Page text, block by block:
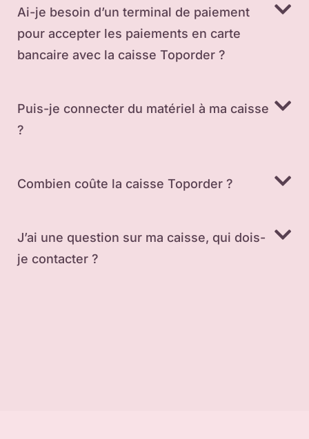
Ai-je besoin d’un terminal de paiement
pour accepter les paiements en carte
bancaire avec la caisse Toporder ?
Puis-je connecter du matériel à ma caisse
?
Combien coûte la caisse Toporder ?
J’ai une question sur ma caisse, qui dois-
je contacter ?